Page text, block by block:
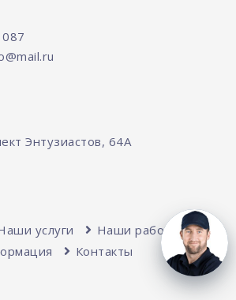
Энтузиастов, 64А
услуги
Наши работы
Контакты